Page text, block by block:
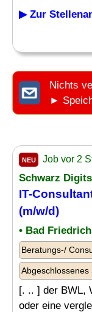
▶ Zur
Nichts
►
NEU Job vor 2
Schwarz Digits
IT-
(m/w/d)
• Bad
Beratungs-/
Abgeschlossenes
[. .. ] der BWL,
oder eine